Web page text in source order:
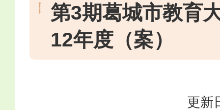
第3期葛城市教育
12年度（案）
更新